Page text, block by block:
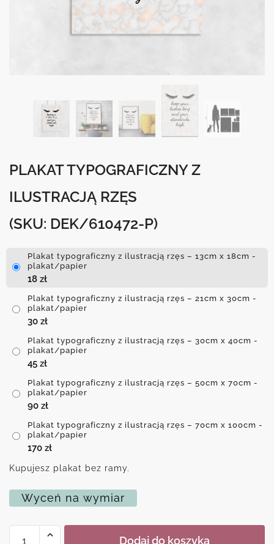
PLAKAT TYPOGRAFICZNY Z
ILUSTRACJĄ RZĘS
(SKU: DEK/610472-P)
Plakat typograficzny z ilustracją rzęs – 13cm x 18cm -
plakat/papier
18 zł
Plakat typograficzny z ilustracją rzęs – 21cm x 30cm -
plakat/papier
30 zł
Plakat typograficzny z ilustracją rzęs – 30cm x 40cm -
plakat/papier
45 zł
Plakat typograficzny z ilustracją rzęs – 50cm x 70cm -
plakat/papier
90 zł
Plakat typograficzny z ilustracją rzęs – 70cm x 100cm -
plakat/papier
170 zł
Kupujesz plakat bez ramy.
Wyceń na wymiar
ilość
Plakat
Dodaj do koszyka